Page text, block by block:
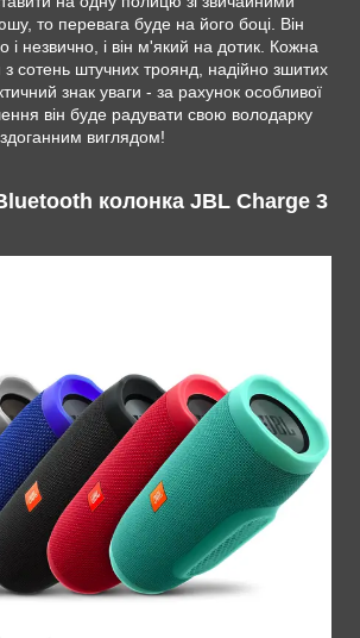
то перевага буде на його боці. Він
і незвично, і він м'який на дотик. Кожна
з сотень штучних троянд, надійно зшитих
знак уваги - за рахунок особливої
він буде радувати свою володарку
виглядом!
колонка JBL Charge 3